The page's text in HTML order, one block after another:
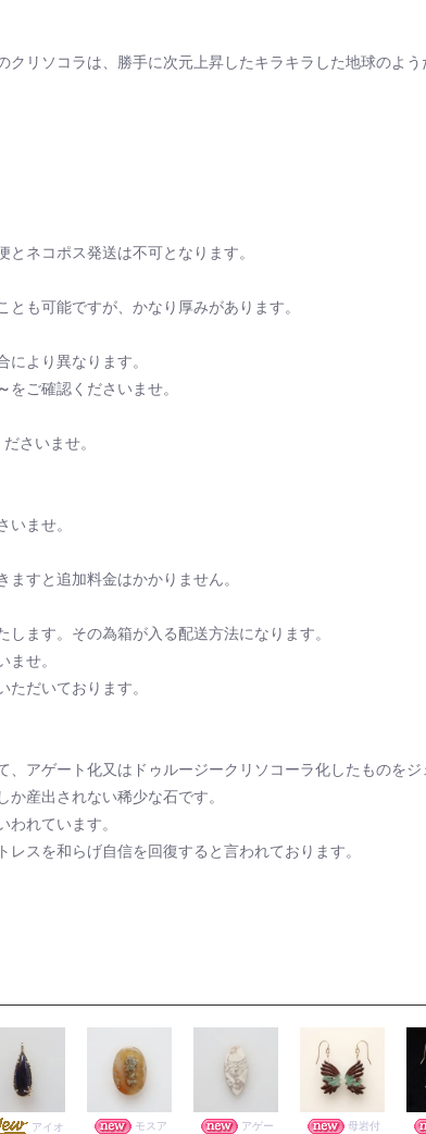
リソコラは、勝手に次元上昇したキラキラした地球のよう
ネコポス発送は不可となります。
も可能ですが、かなり厚みがあります。
より異なります。
をご確認くださいませ。
さいませ。
ませ。
ますと追加料金はかかりません。
ます。その為箱が入る配送方法になります。
せ。
だいております。
アゲート化又はドゥルージークリソコーラ化したものをジ
産出されない稀少な石です。
れています。
スを和らげ自信を回復すると言われております。
アイオ
モスア
アゲー
母岩付